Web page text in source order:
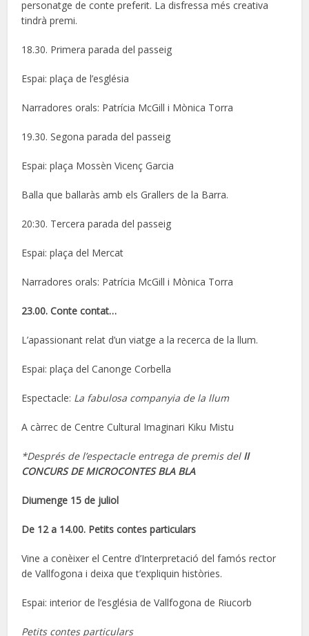
personatge de conte preferit. La disfressa més creativa
tindrà premi.
18.30. Primera parada del passeig
Espai: plaça de l’església
Narradores orals: Patrícia McGill i Mònica Torra
19.30. Segona parada del passeig
Espai: plaça Mossèn Vicenç Garcia
Balla que ballaràs amb els Grallers de la Barra.
20:30. Tercera parada del passeig
Espai: plaça del Mercat
Narradores orals: Patrícia McGill i Mònica Torra
23.00. Conte contat…
L’apassionant relat d’un viatge a la recerca de la llum.
Espai: plaça del Canonge Corbella
Espectacle: La fabulosa companyia de la llum
A càrrec de Centre Cultural Imaginari Kiku Mistu
*Després de l’espectacle entrega de premis del II
CONCURS DE MICROCONTES BLA BLA
Diumenge 15 de juliol
De 12 a 14.00. Petits contes particulars
Vine a conèixer el Centre d’Interpretació del famós rector
de Vallfogona i deixa que t’expliquin històries.
Espai: interior de l’església de Vallfogona de Riucorb
Petits contes particulars